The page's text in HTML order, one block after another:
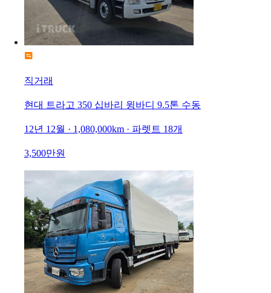
직거래
현대 트라고 350 십바리 윙바디 9.5톤 수동
12년 12월 · 1,080,000km · 파렛트 18개
3,500만원